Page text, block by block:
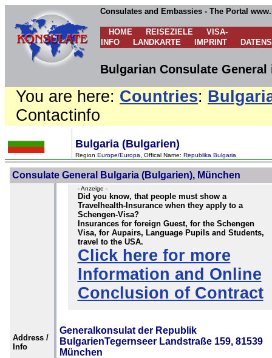
Consulates and Embassies - The Portal
HOME REISEZIELE
VISA-
INFO
LANDKARTE IMPRINT
Bulgarian Consulate
You are here: Countries:
Contactinfo
Bulgaria (Bulgarien)
Region Europe/Europa , Offical Name: Republika Bulgaria
Consulate General Bulgaria (Bulgarien), München
- Anzeige -
Did you know, that people must show a
Travelhealth-Insurance when they apply to a
Schengen-Visa?
Insurances for foreign Guest, for the Schengen
Visa, for Aupairs, Language Pupils and Students,
travel to the USA.
Click here for more
Information and Online
Conclusion of Contract
Address /
Info
Generalkonsulat der Republik
BulgarienTegernseer Landstraße 159, 81539
München